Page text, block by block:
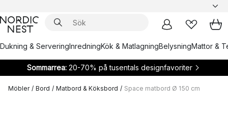
Dukning & ServeringInredningKök & MatlagningBelysningMattor &
Sommarrea:20-70% på tusentals designfavoriter
Möbler / Bord / Matbord & Köksbord / Space matbord Ø 150 cm